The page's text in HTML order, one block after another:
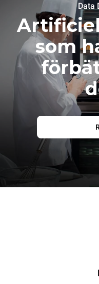
Data
som